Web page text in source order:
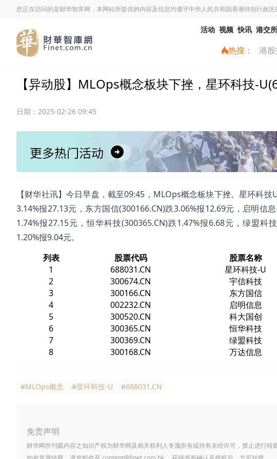
您正在访问的是财华智库网，本网站所提供的内容及信息均遵守中华人民共和国香港特别行政区
活动 视频 快讯 港交
热搜： 港
【异动股】MLOps概念板块下挫，星环科技-
日期： 2025-02-26 09:45
【财华社讯】今日早盘，截至09:45，MLOps概念板块下挫。星环科
3.14%报27.13元，东方国信(300166.CN)跌3.06%报12.69元，启明信
1.74%报27.15元，恒华科技(300365.CN)跌1.47%报6.68元，绿盟科
1.20%报9.04元。
列表
股票代码 股票名称
1
688031.CN 星环科技-U
2
300674.CN 宇信科技
3
300166.CN 东方国信
4
002232.CN 启明信息
5
300520.CN 科大国创
6
300365.CN 恒华科技
7
300369.CN 绿盟科技
8
300168.CN 万达信息
#MLOps概念 #星环科技-U #688031.CN
免责声明
财华网所刊载内容之知识产权为财华网及相关权利人专属所有或持有未经许可，禁止进行转